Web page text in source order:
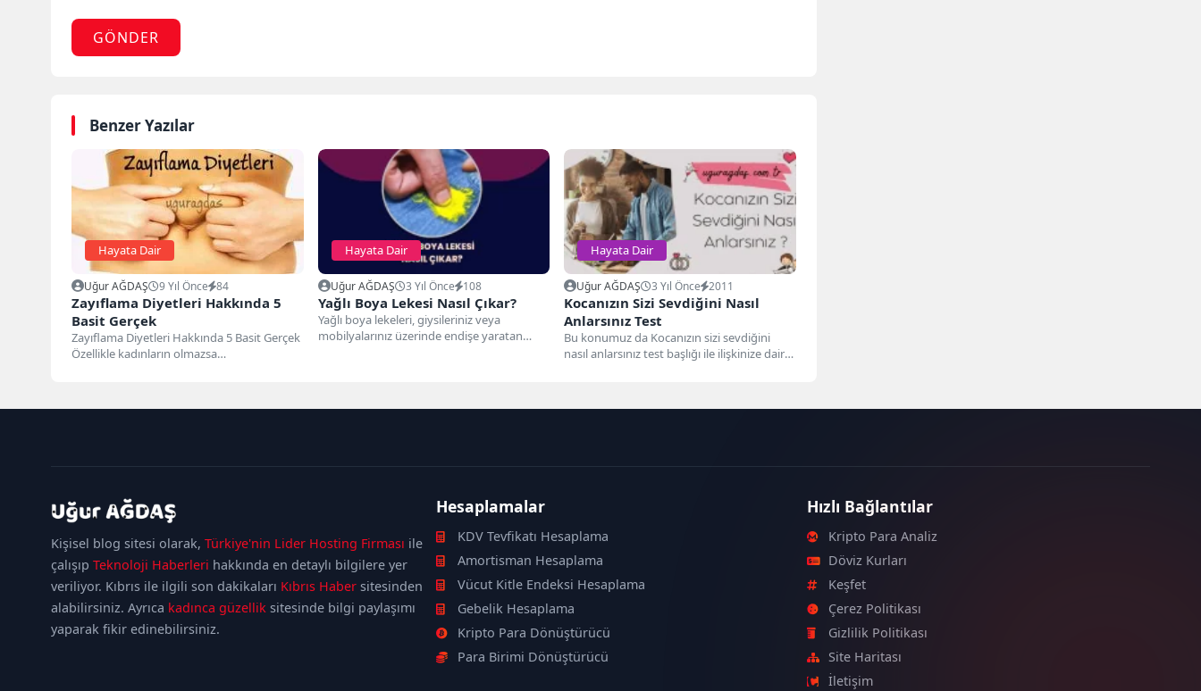
GÖNDER
Benzer Yazılar
Hayata Dair
Uğur AĞDAŞ 9 Yıl Önce 84
Zayıflama Diyetleri Hakkında 5
Basit Gerçek
Zayıflama Diyetleri Hakkında 5 Basit Gerçek
Özellikle kadınların olmazsa
Hayata Dair
Uğur AĞDAŞ 3 Yıl Önce 108
Yağlı Boya Lekesi Nasıl Çıkar?
Yağlı boya lekeleri, giysileriniz veya
mobilyalarınız üzerinde endişe yaratan
Hayata Dair
Uğur AĞDAŞ 3 Yıl Önce 2011
Kocanızın Sizi Sevdiğini Nasıl
Anlarsınız Test
Bu konumuz da Kocanızın sizi sevdiğini
nasıl anlarsınız test başlığı ile ilişkinize dair
Kişisel blog sitesi olarak, Türkiye'nin Lider Hosting Firması ile
çalışıp Teknoloji Haberleri hakkında en detaylı bilgilere yer
veriliyor. Kıbrıs ile ilgili son dakikaları Kıbrıs Haber sitesinden
alabilirsiniz. Ayrıca kadınca güzellik sitesinde bilgi paylaşımı
yaparak fikir edinebilirsiniz.
kadıköy
escortmaltepe
escort ataşehir
escortümraniye
escort
Hesaplamalar
KDV Tevfikatı Hesaplama
Amortisman Hesaplama
Vücut Kitle Endeksi Hesaplama
Gebelik Hesaplama
Kripto Para Dönüştürücü
Para Birimi Dönüştürücü
Hızlı Bağlantılar
Kripto Para Analiz
Döviz Kurları
Keşfet
Çerez Politikası
Gizlilik Politikası
Site Haritası
İletişim